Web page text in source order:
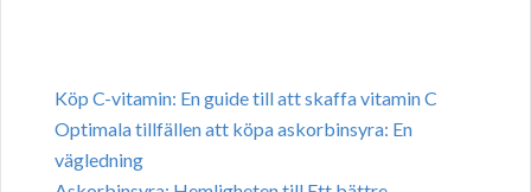
Köp C-vitamin: En guide till att skaffa vitamin C
Optimala tillfällen att köpa askorbinsyra: En
vägledning